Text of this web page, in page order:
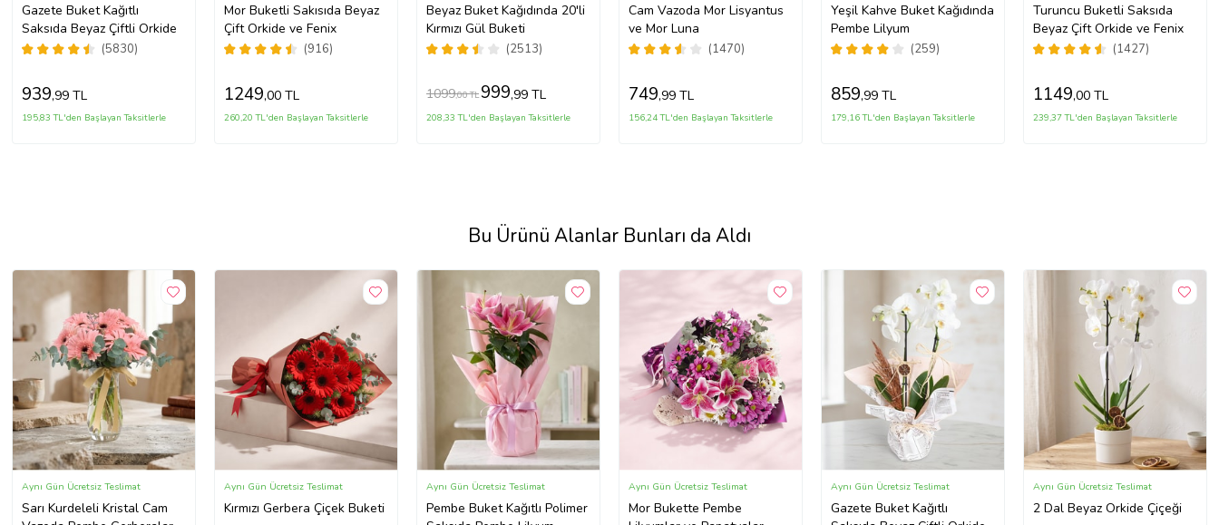
Gazete Buket Kağıtlı
Saksıda Beyaz Çiftli Orkide
(5830)
939,99 TL
195,83 TL'den Başlayan Taksitlerle
Mor Buketli Sakısıda Beyaz
Çift Orkide ve Fenix
(916)
1249,00 TL
260,20 TL'den Başlayan Taksitlerle
Beyaz Buket Kağıdında 20'li
Kırmızı Gül Buketi
(2513)
1099,00 TL 999,99 TL
208,33 TL'den Başlayan Taksitlerle
Cam Vazoda Mor Lisyantus
ve Mor Luna
(1470)
749,99 TL
156,24 TL'den Başlayan Taksitlerle
Yeşil Kahve Buket Kağıdında
Pembe Lilyum
(259)
859,99 TL
179,16 TL'den Başlayan Taksitlerle
Turuncu Buketli Saksıda
Beyaz Çift Orkide ve Fenix
(1427)
1149,00 TL
239,37 TL'den Başlayan Taksitlerle
Bu Ürünü Alanlar Bunları da Aldı
Sarı Kurdeleli Kristal Cam
Aynı Gün Ücretsiz Teslimat
Kırmızı Gerbera Çiçek Buketi
Aynı Gün Ücretsiz Teslimat
Pembe Buket Kağıtlı Polimer
Aynı Gün Ücretsiz Teslimat
Mor Bukette Pembe
Aynı Gün Ücretsiz Teslimat
Gazete Buket Kağıtlı
Aynı Gün Ücretsiz Teslimat
2 Dal Beyaz Orkide Çiçeği
Aynı Gün Ücretsiz Teslimat